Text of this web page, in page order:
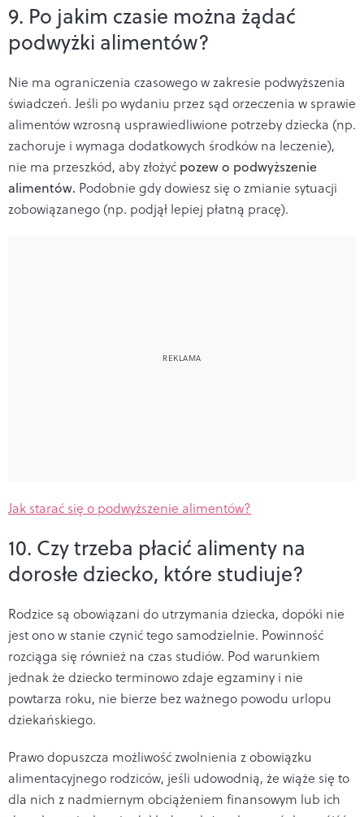
9. Po jakim czasie można żądać
podwyżki alimentów?
Nie ma ograniczenia czasowego w zakresie podwyższenia
świadczeń. Jeśli po wydaniu przez sąd orzeczenia w sprawie
alimentów wzrosną usprawiedliwione potrzeby dziecka (np.
zachoruje i wymaga dodatkowych środków na leczenie),
nie ma przeszkód, aby złożyć pozew o podwyższenie
alimentów. Podobnie gdy dowiesz się o zmianie sytuacji
zobowiązanego (np. podjął lepiej płatną pracę).
Jak starać się o podwyższenie alimentów?
10. Czy trzeba płacić alimenty na
dorosłe dziecko, które studiuje?
Rodzice są obowiązani do utrzymania dziecka, dopóki nie
jest ono w stanie czynić tego samodzielnie. Powinność
rozciąga się również na czas studiów. Pod warunkiem
jednak że dziecko terminowo zdaje egzaminy i nie
powtarza roku, nie bierze bez ważnego powodu urlopu
dziekańskiego.
Prawo dopuszcza możliwość zwolnienia z obowiązku
alimentacyjnego rodziców, jeśli udowodnią, że wiąże się to
dla nich z nadmiernym obciążeniem finansowym lub ich